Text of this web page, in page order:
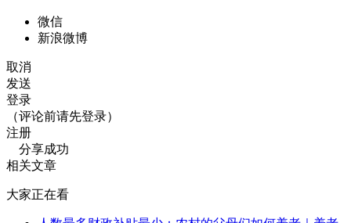
微信
新浪微博
取消
发送
登录
（评论前请先登录）
注册
分享成功
相关文章
大家正在看